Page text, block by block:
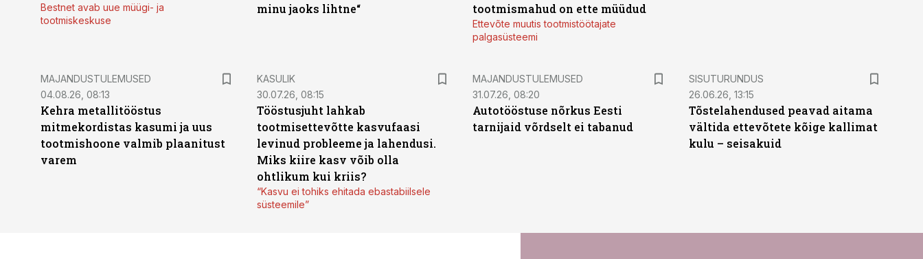
Bestnet avab uue müügi- ja
tootmiskeskuse
minu jaoks lihtne“
tootmismahud on ette müüdud
Ettevõte muutis tootmistöötajate
palgasüsteemi
MAJANDUSTULEMUSED
04.08.26, 08:13
Kehra metallitööstus
mitmekordistas kasumi ja uus
tootmishoone valmib plaanitust
varem
KASULIK
30.07.26, 08:15
Tööstusjuht lahkab
tootmisettevõtte kasvufaasi
levinud probleeme ja lahendusi.
Miks kiire kasv võib olla
ohtlikum kui kriis?
“Kasvu ei tohiks ehitada ebastabiilsele
süsteemile”
MAJANDUSTULEMUSED
31.07.26, 08:20
Autotööstuse nõrkus Eesti
tarnijaid võrdselt ei tabanud
ST
SISUTURUNDUS
26.06.26, 13:15
Tõstelahendused peavad aitama
vältida ettevõtete kõige kallimat
kulu – seisakuid